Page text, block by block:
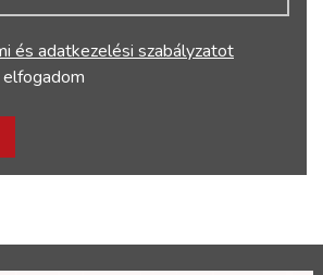
és adatkezelési szabályzatot